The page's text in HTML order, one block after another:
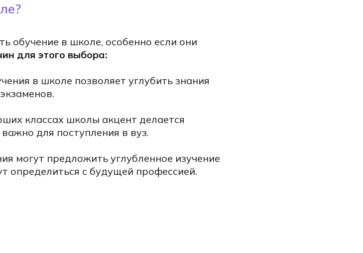
обучение в школе, особенно если они
для этого выбора:
в школе позволяет углубить знания
классах школы акцент делается
для поступления в вуз.
могут предложить углубленное изучение
определиться с будущей профессией.